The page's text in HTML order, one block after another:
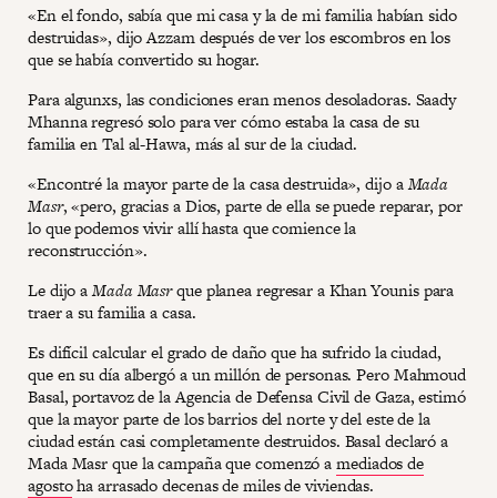
«En el fondo, sabía que mi casa y la de mi familia habían sido
destruidas», dijo Azzam después de ver los escombros en los
que se había convertido su hogar.
Para algunxs, las condiciones eran menos desoladoras. Saady
Mhanna regresó solo para ver cómo estaba la casa de su
familia en Tal al-Hawa, más al sur de la ciudad.
«Encontré la mayor parte de la casa destruida», dijo aMada
Masr, «pero, gracias a Dios, parte de ella se puede reparar, por
lo que podemos vivir allí hasta que comience la
reconstrucción».
Le dijo aMada Masrque planea regresar a Khan Younis para
traer a su familia a casa.
Es difícil calcular el grado de daño que ha sufrido la ciudad,
que en su día albergó a un millón de personas. Pero Mahmoud
Basal, portavoz de la Agencia de Defensa Civil de Gaza, estimó
que la mayor parte de los barrios del norte y del este de la
ciudad están casi completamente destruidos. Basal declaró a
Mada Masr que la campaña que comenzó amediados de
agostoha arrasado decenas de miles de viviendas.